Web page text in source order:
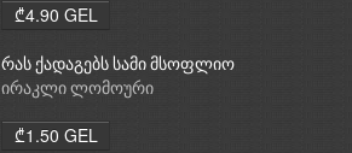
₾4.90 GEL
რას ქადაგებს სამი მსოფლიო
რელიგია: ბუდიზმი,
ირაკლი ლომოური
₾1.50 GEL